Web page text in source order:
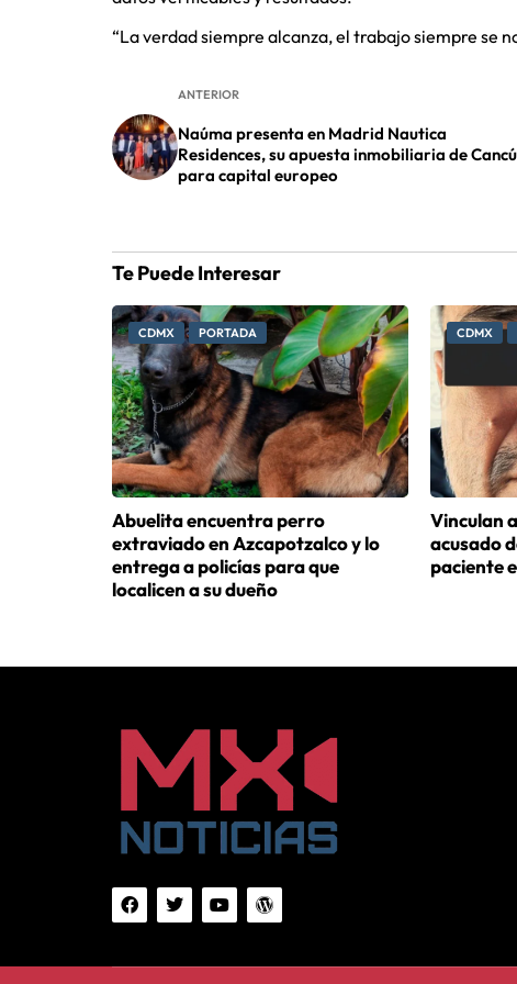
“La verdad siempre alcanza, el trabajo siempre se
ANTERIOR
Naúma presenta en Madrid Nautica
Residences, su apuesta inmobiliaria de
para capital europeo
Te Puede Interesar
CDMX PORTADA
Abuelita encuentra perro
extraviado en Azcapotzalco y lo
entrega a policías para que
localicen a su dueño
CDMX
Vinculan
acusado
paciente